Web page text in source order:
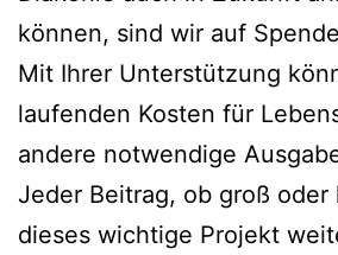
können, sind wir auf
Mit Ihrer Unterstützung
laufenden Kosten für
andere notwendige
Jeder Beitrag, ob groß
dieses wichtige Projekt